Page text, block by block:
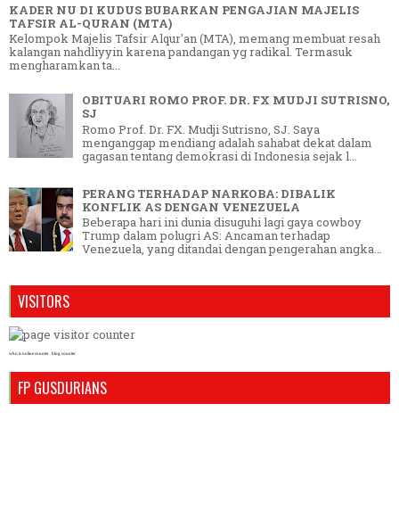
KADER NU DI KUDUS BUBARKAN PENGAJIAN MAJELIS
TAFSIR AL-QURAN (MTA)
Kelompok Majelis Tafsir Alqur'an (MTA), memang membuat resah
kalangan nahdliyyin karena pandangan yg radikal. Termasuk
mengharamkan ta...
OBITUARI ROMO PROF. DR. FX MUDJI SUTRISNO,
SJ
Romo Prof. Dr. FX. Mudji Sutrisno, SJ. Saya
menganggap mendiang adalah sahabat dekat dalam
gagasan tentang demokrasi di Indonesia sejak l...
PERANG TERHADAP NARKOBA: DIBALIK
KONFLIK AS DENGAN VENEZUELA
Beberapa hari ini dunia disuguhi lagi gaya cowboy
Trump dalam polugri AS: Ancaman terhadap
Venezuela, yang ditandai dengan pengerahan angka...
VISITORS
who is online counter blog counter
FP GUSDURIANS